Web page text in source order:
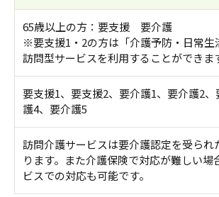
65歳以上の方：要支援 要介護
※要支援1・2の方は「介護予防・日常生
訪問型サービスを利用することができま
要支援1、要支援2、要介護1、要介護2
護4、要介護5
訪問介護サービスは要介護認定を受られ
ります。また介護保険で対応が難しい場
ビスでの対応も可能です。